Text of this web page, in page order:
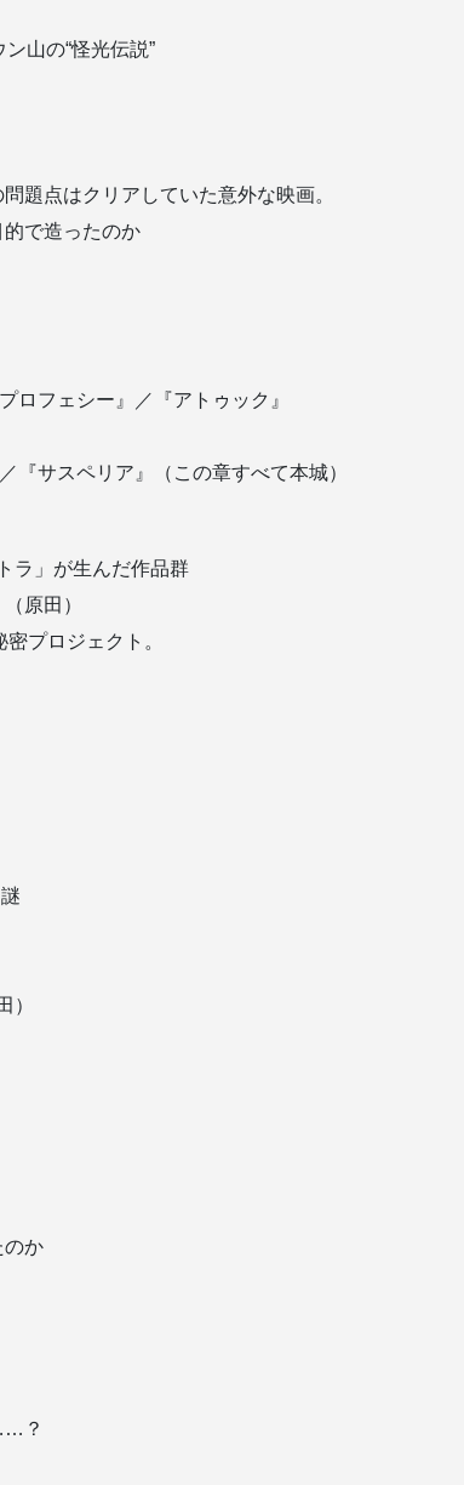
山の“怪光伝説”
題点はクリアしていた意外な映画。
で造ったのか
ロフェシー』／『アトゥック』
『サスペリア』（この章すべて本城）
ラ」が生んだ作品群
原田）
プロジェクト。
）
のか
？